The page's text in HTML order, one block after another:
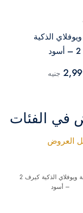
الذكية
جنيه
الفئات
العروض